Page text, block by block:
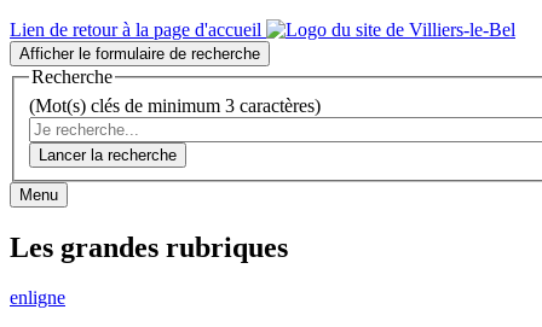
Lien de retour à la page d'accueil
Afficher le formulaire de recherche
Recherche
(Mot(s) clés de minimum 3 caractères)
Lancer la recherche
Menu
Les grandes rubriques
enligne